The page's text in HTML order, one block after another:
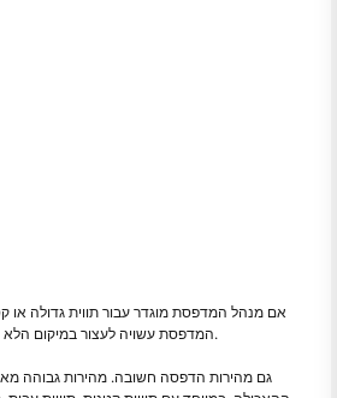
אם מנהל המדפסת מוגדר עבור תווית גדולה או
המדפסת עשויה לעצור במיקום הלא נכון או להזין בצורה לא נכונה.
גם מהירות הדפסה חשובה. מהירות גבוהה